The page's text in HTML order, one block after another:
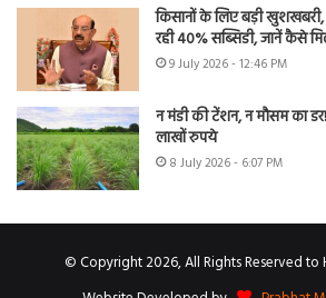
किसानों के लिए बड़ी
रही 40% सब्सिडी, जानें कैसे
9 July 2026 - 12:46 PM
न मंडी की टेंशन, न मौसम का
लाखों रुपये
8 July 2026 - 6:07 PM
© Copyright 2026, All Rights Reserved to